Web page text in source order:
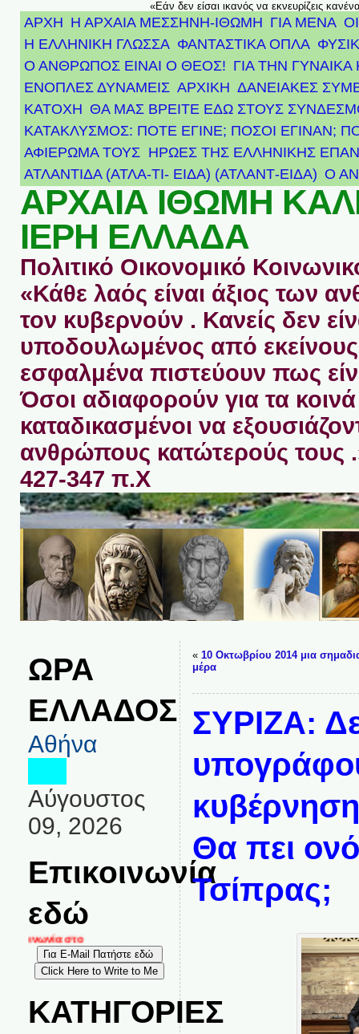
«Εάν δεν είσαι ικανός να εκνευρίζεις
ΑΡΧΗ Η ΑΡΧΑΙΑ ΜΕΣΣΗΝΗ-ΙΘΩΜΗ ΓΙΑ ΜΕΝΑ
Η ΕΛΛΗΝΙΚΗ ΓΛΩΣΣΑ ΦΑΝΤΑΣΤΙΚΑ ΟΠΛΑ
Ο ΑΝΘΡΩΠΟΣ ΕΙΝΑΙ Ο ΘΕΟΣ! ΓΙΑ ΤΗΝ ΓΥΝΑΙΚΑ
ΕΝΟΠΛΕΣ ΔΥΝΑΜΕΙΣ ΑΡΧΙΚΉ ΔΑΝΕΙΑΚΕΣ
ΚΑΤΟΧΗ ΘΑ ΜΑΣ ΒΡΕΙΤΕ ΕΔΩ ΣΤΟΥΣ
ΚΑΤΑΚΛΥΣΜΟΣ: ΠΟΤΕ ΕΓΙΝΕ; ΠΟΣΟΙ ΕΓΙΝΑΝ;
ΑΦΙΈΡΩΜΑ ΤΟΥΣ ΉΡΩΕΣ ΤΗΣ ΕΛΛΗΝΙΚΉΣ
ΑΤΛΑΝΤΊΔΑ (ΑΤΛΑ-ΤΙ- ΕΙΔΑ) (ΑΤΛΑΝΤ-ΕΙΔΑ) Ο
ΑΡΧΑΙΑ ΙΘΩΜΗ
ΙΕΡΗ ΕΛΛΑΔΑ
Πολιτικό Οικονομικό
«Κάθε λαός είναι άξιος των
τον κυβερνούν . Κανείς δεν
υποδουλωμένος από
εσφαλμένα πιστεύουν πως
Όσοι αδιαφορούν για τα κοινά
καταδικασμένοι να
ανθρώπους κατώτερούς τους
427-347 π.Χ
ΩΡΑ
ΕΛΛΑΔΟΣ
Αθήνα
Αύγουστος
09, 2026
Επικοινωνία
εδώ
στο
ΚΑΤΗΓΟΡΙΕΣ
« 10 Οκτωβρίου 2014 μια
μέρα
ΣΥΡΙΖΑ:
Θα πει
Τσίπρας;